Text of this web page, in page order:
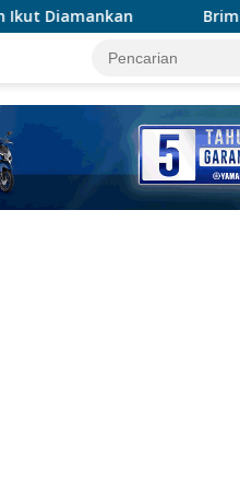
Brimob Polda Metro Jaya